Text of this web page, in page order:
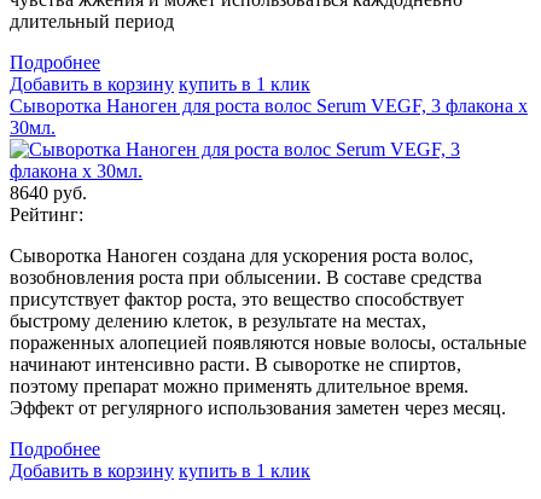
длительный период
Подробнеe
Добавить в корзину купить в 1 клик
Сыворотка Наноген для роста волос Serum VEGF, 3 флакона х
30мл.
8640 руб.
Рейтинг:
Сыворотка Наноген создана для ускорения роста волос,
возобновления роста при облысении. В составе средства
присутствует фактор роста, это вещество способствует
быстрому делению клеток, в результате на местах,
пораженных алопецией появляются новые волосы, остальные
начинают интенсивно расти. В сыворотке не спиртов,
поэтому препарат можно применять длительное время.
Эффект от регулярного использования заметен через месяц.
Подробнеe
Добавить в корзину купить в 1 клик